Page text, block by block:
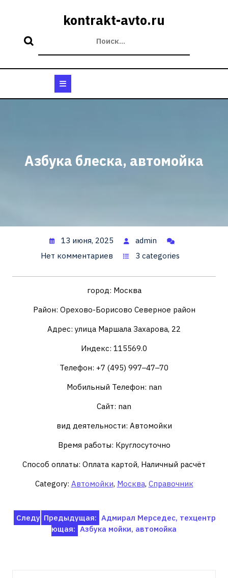
kontrakt-avto.ru
Азбука блеска, автомойка
13 июня, 2025
admin
Нет комментариев
3 categories
город: Москва
Район: Орехово-Борисово Северное район
Адрес: улица Маршала Захарова, 22
Индекс: 115569.0
Телефон: +7 (495) 997‒47‒70
Мобильный Телефон: nan
Сайт: nan
вид деятельности: Автомойки
Время работы: Круглосуточно
Способ оплаты: Оплата картой, Наличный расчёт
Category: Автомойки, Москва, Справочник
Навигация
Предыдущая: Адмирал Мерседес, техцентр
Следу
ющая: Азбука мойки, автомойка